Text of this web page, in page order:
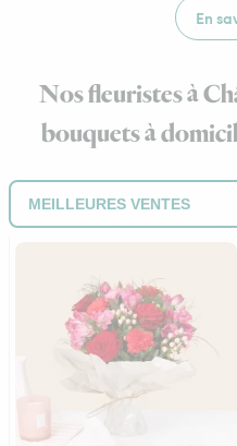
En
Nos fleuristes à
bouquets à